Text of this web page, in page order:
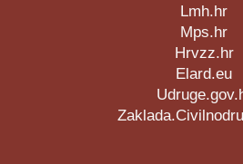
Lmh.hr
Mps.hr
Hrvzz.hr
Elard.eu